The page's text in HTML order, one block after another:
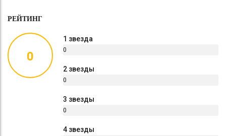
РЕЙТИНГ
0
1 звезда
0
2 звезды
0
3 звезды
0
4 звезды